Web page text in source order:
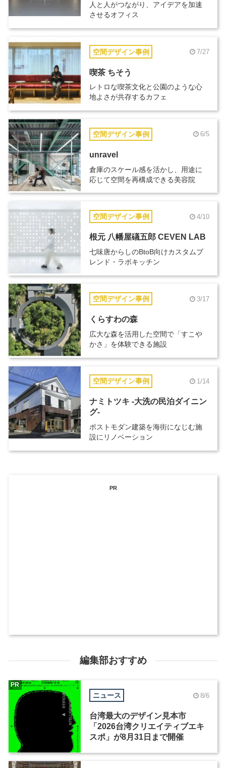
人と人がつながり、アイデアを加速
させるオフィス
空間デザイン事例 7/27
喫茶 ちそう
レトロな喫茶文化と公園のような心
地よさが共存するカフェ
空間デザイン事例 6/5
unravel
倉庫のスケール感を活かし、用途に
応じて空間を再構成できる美容院
空間デザイン事例 4/10
根元 八幡屋礒五郎 CEVEN LAB
七味唐からしのBtoB向けカスタムブ
レンド・ラボキッチン
空間デザイン事例 3/17
くらすわの森
広大な森を活用した空間で「すこや
かさ」を体験できる施設
空間デザイン事例 1/14
ナミトツキ -大洗の民泊ダイニン
グ-
ポストモダン建築を海街になじむ施
設にリノベーション
PR
編集部おすすめ
ニュース 8/6
台湾最大のデザイン見本市
「2026台湾クリエイティブエキ
スポ」が8月31日まで開催
PR